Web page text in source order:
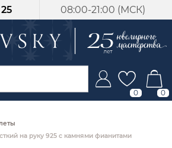
08:00-21:00 (МСК)
0 0
на руку 925 с камнями фианитами
от 15 дней с